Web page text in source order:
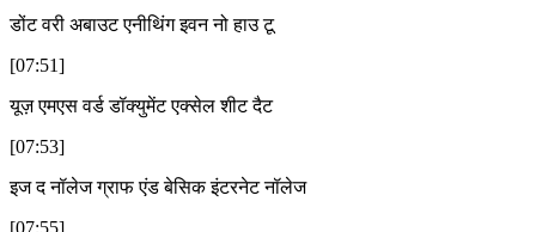
डोंट वरी अबाउट एनीथिंग इवन नो हाउ टू
[07:51]
यूज़ एमएस वर्ड डॉक्युमेंट एक्सेल शीट दैट
[07:53]
इज द नॉलेज ग्राफ एंड बेसिक इंटरनेट नॉलेज
[07:55]